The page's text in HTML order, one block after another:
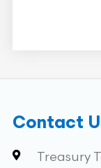
Contact
Treasury